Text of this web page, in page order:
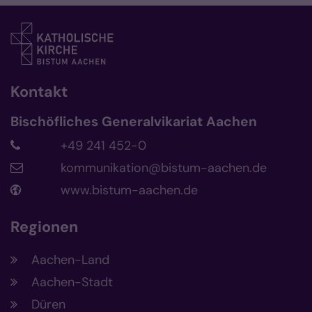
Kontakt
Bischöfliches Generalvikariat Aachen
+49 241 452-0
kommunikation@bistum-aachen.de
www.bistum-aachen.de
Regionen
Aachen-Land
Aachen-Stadt
Düren